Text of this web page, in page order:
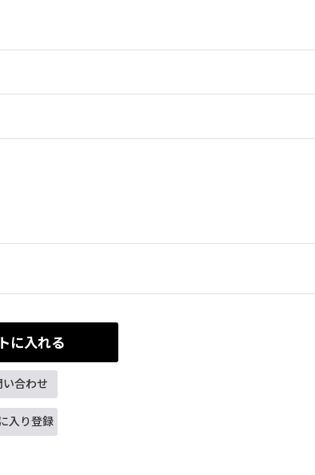
に入れる
い合わせ
入り登録